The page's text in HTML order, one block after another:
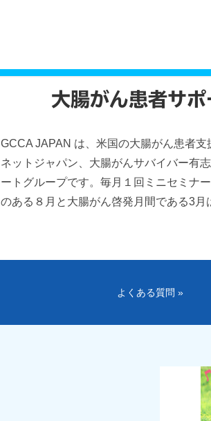
大腸がん患者サ
GCCA JAPAN は、米国の大腸がん患者
ネットジャパン、大腸がんサバイバー有
ートグループです。毎月１回ミニセミナ
のある８月と大腸がん啓発月間である3月
よくある質問 »